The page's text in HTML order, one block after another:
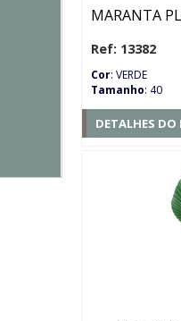
MARANTA
Ref: 13382
Cor: VERDE
Tamanho: 40
DETALHES